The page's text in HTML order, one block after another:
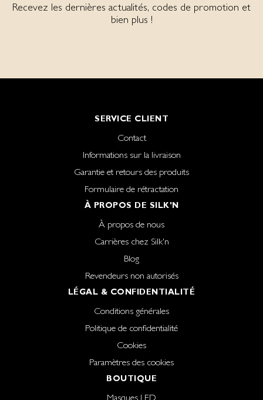
Recevez les dernières actualités, codes de promotion et
bien plus !
SERVICE CLIENT
Contact
Informations sur la livraison
Garantie et retours des produits
Formulaire de rétractation
À PROPOS DE SILK'N
À propos de nous
Carrières chez Silk'n
Blog
Revendeurs non autorisés
LÉGAL & CONFIDENTIALITÉ
Conditions générales
Politique de confidentialité
Cookies
Paramètres des cookies
BOUTIQUE
Masques LED